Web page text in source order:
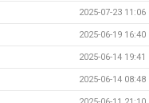
2025-07-23 11:06
2025-06-19 16:40
2025-06-14 19:41
2025-06-14 08:48